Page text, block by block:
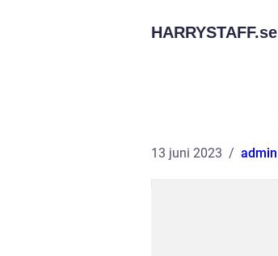
HARRYSTAFF.se
13 juni 2023 admin